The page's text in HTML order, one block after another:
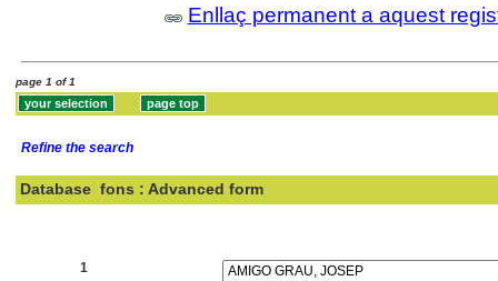
Enllaç permanent a aquest
page 1 of 1
Refine the search
Database fons : Advanced form
1